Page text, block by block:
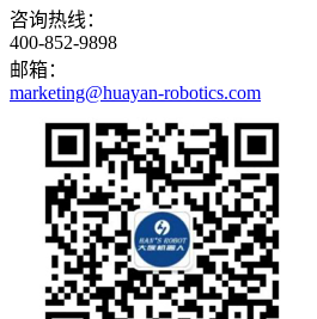
咨询热线：
400-852-9898
邮箱：
marketing@huayan-robotics.com